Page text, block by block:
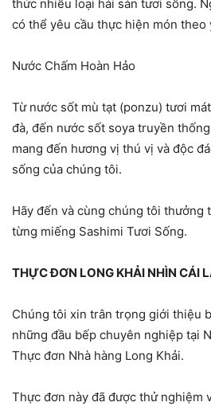
thức nhiều loại hải sản tươi sống.
có thể yêu cầu thực hiện món theo
Nước Chấm Hoàn Hảo
Từ nước sốt mù tạt (ponzu) tươi
đà, đến nước sốt soya truyền
mang đến hương vị thú vị và độc
sống của chúng tôi.
Hãy đến và cùng chúng tôi thưởng
từng miếng Sashimi Tươi Sống.
THỰC ĐƠN LONG KHẢI NHÌN CÁI
Chúng tôi xin trân trọng giới thiệu
những đầu bếp chuyên nghiệp tại
Thực đơn Nhà hàng Long Khải.
Thực đơn này đã được thử nghiệm